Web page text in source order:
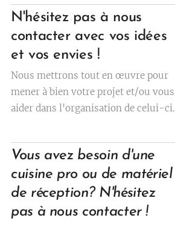
N'hésitez pas à nous
contacter avec vos idées
et vos envies !
Nous mettrons tout en œuvre pour
mener à bien votre projet et/ou vous
aider dans l'organisation de celui-ci.
Vous avez besoin d'une
cuisine pro ou de matériel
de réception? N'hésitez
pas à nous contacter !